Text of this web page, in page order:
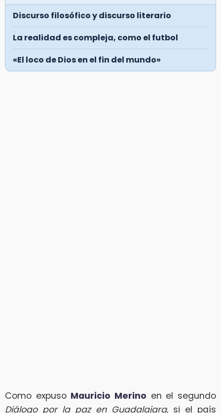
Discurso filosófico y discurso literario
La realidad es compleja, como el futbol
«El loco de Dios en el fin del mundo»
Como expuso Mauricio Merino en el segundo
Diálogo por la paz en Guadalajara, si el país